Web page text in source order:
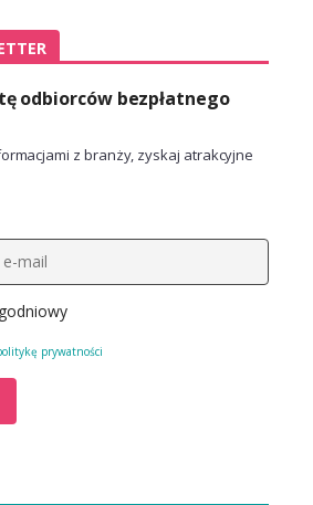
odbiorców bezpłatnego
z branży, zyskaj atrakcyjne
prywatności